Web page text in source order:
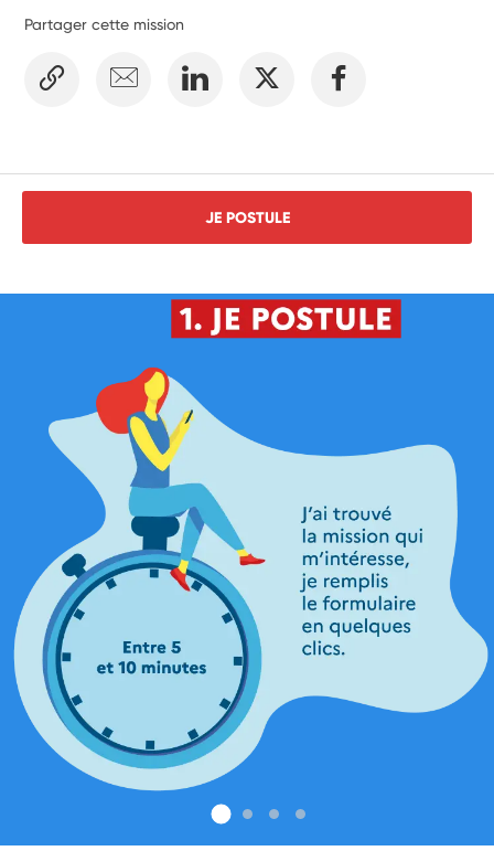
Partager cette mission
JE POSTULE